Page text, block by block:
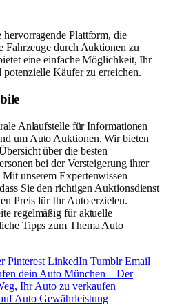
Plattform, die
Fahrzeuge durch Auktionen zu
eine einfache Möglichkeit, Ihr
Käufer zu erreichen.
Anlaufstelle für Informationen
um Auto Auktionen. Wir bieten
über die besten
bei der Versteigerung ihrer
unserem Expertenwissen
Sie den richtigen Auktionsdienst
Preis für Ihr Auto erzielen.
regelmäßig für aktuelle
Tipps zum Thema Auto
Pinterest LinkedIn Tumblr Email
dein Auto München – Der
Ihr Auto zu verkaufen
Auto Gewährleistung